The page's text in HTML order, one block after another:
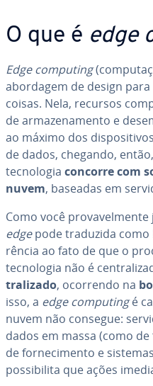
O que é edge
Edge computing
abordagem de design
coisas. Nela, recursos
de ar­ma­ze­na­mento e
ao máximo dos
de dados, chegando,
tec­no­lo­gia concorre com
nuvem, baseadas em
Como você
edgepode traduzida como
rên­cia ao fato de que o
tec­no­lo­gia não é
tra­li­zado, ocorrendo na
isso, a edge computingé
nuvem não consegue:
dados em massa (como
de for­ne­ci­mento e
pos­si­bi­lita que ações